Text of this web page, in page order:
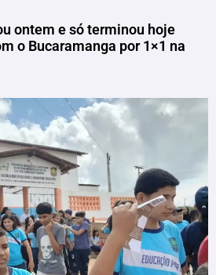
ontem e só terminou hoje
o Bucaramanga por 1×1 na